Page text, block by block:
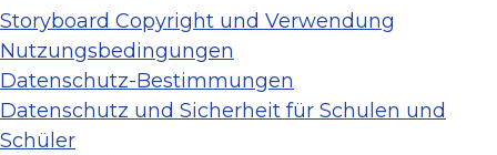
Storyboard Copyright und Verwendung
Nutzungsbedingungen
Datenschutz-Bestimmungen
Datenschutz und Sicherheit für Schulen und
Schüler